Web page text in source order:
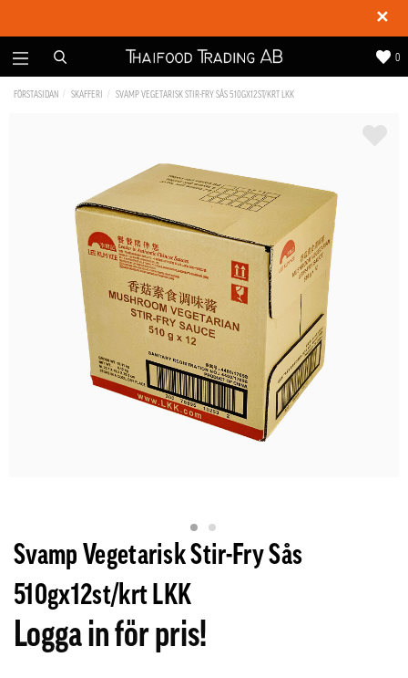
✕
0
FÖRSTASIDAN SKAFFERI SVAMP VEGETARISK STIR-FRY SÅS 510GX12ST/KRT LKK
Svamp Vegetarisk Stir-Fry Sås
510gx12st/krt LKK
Logga in för pris!